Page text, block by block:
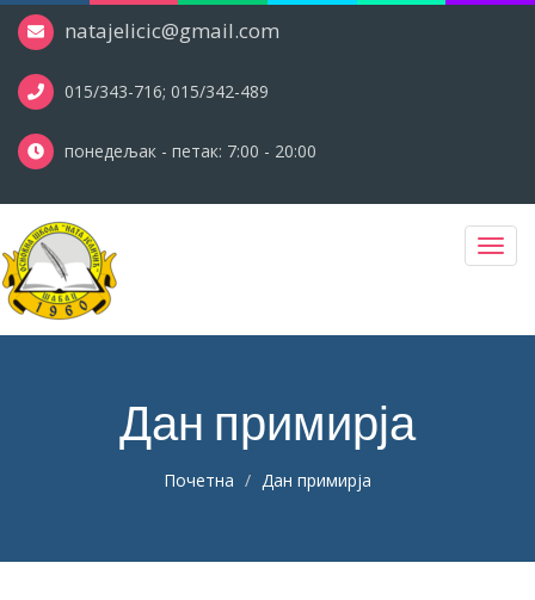
natajelicic@gmail.com
015/343-716; 015/342-489
понедељак - петак: 7:00 - 20:00
Дан примирја
Почетна Дан примирја